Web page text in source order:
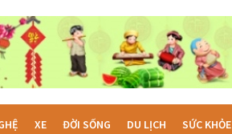
XE ĐỜI SỐNG DU LỊCH SỨC KHỎE